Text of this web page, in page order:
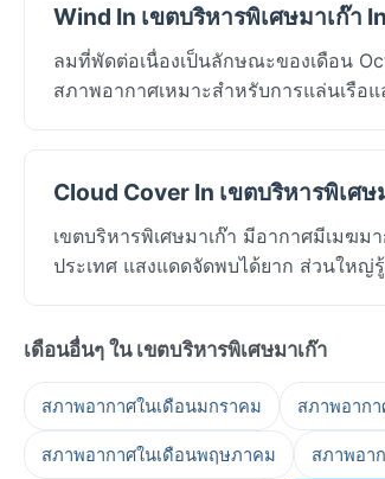
Wind In เขตบริหารพิเศษมาเก๊า
ลมที่พัดต่อเนื่องเป็นลักษณะของเดือน
สภาพอากาศเหมาะสำหรับการแล่นเรือ
Cloud Cover In เขตบริหารพิเศ
เขตบริหารพิเศษมาเก๊า มีอากาศมีเมฆ
ประเทศ แสงแดดจัดพบได้ยาก ส่วนใหญ่
เดือนอื่นๆ ใน เขตบริหารพิเศษมาเก๊า
สภาพอากาศในเดือนมกราคม สภาพอาก
สภาพอากาศในเดือนพฤษภาคม สภาพอา